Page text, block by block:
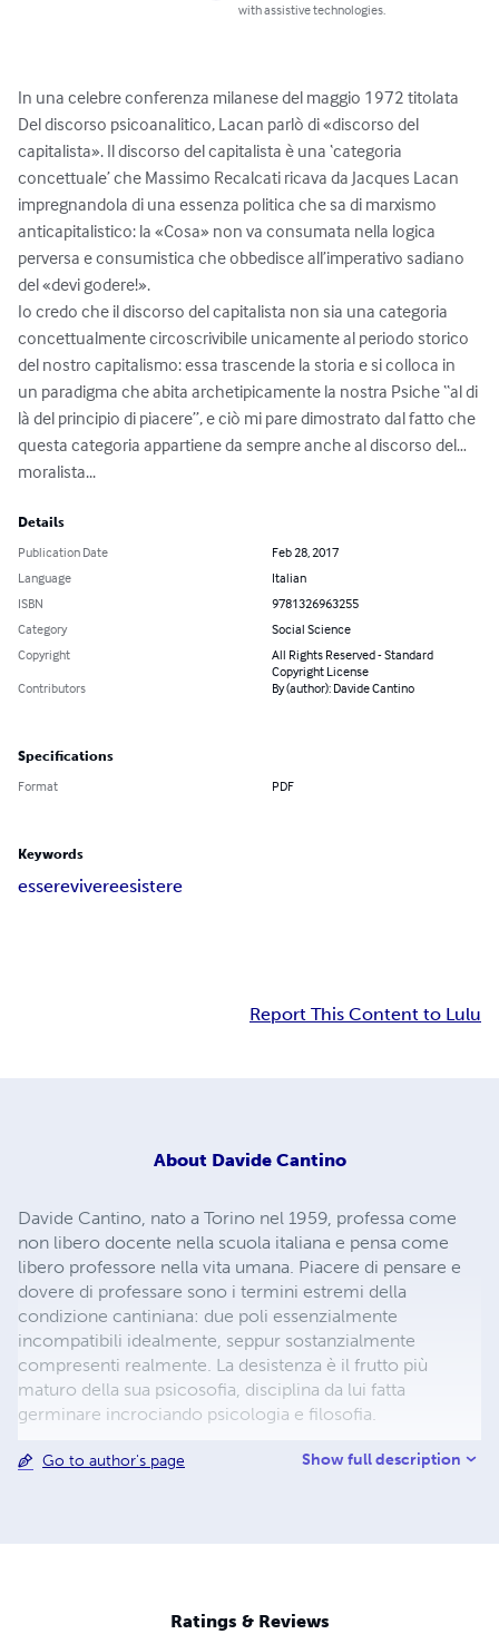
with assistive technologies.
In una celebre conferenza milanese del maggio 1972 titolata
Del discorso psicoanalitico, Lacan parlò di «discorso del
capitalista». Il discorso del capitalista è una ‘categoria
concettuale’ che Massimo Recalcati ricava da Jacques Lacan
impregnandola di una essenza politica che sa di marxismo
anticapitalistico: la «Cosa» non va consumata nella logica
perversa e consumistica che obbedisce all’imperativo sadiano
del «devi godere!».
Io credo che il discorso del capitalista non sia una categoria
concettualmente circoscrivibile unicamente al periodo storico
del nostro capitalismo: essa trascende la storia e si colloca in
un paradigma che abita archetipicamente la nostra Psiche “al di
là del principio di piacere”, e ciò mi pare dimostrato dal fatto che
questa categoria appartiene da sempre anche al discorso del…
moralista...
Details
Publication Date
Feb 28, 2017
Language
Italian
ISBN
9781326963255
Category
Social Science
Copyright
All Rights Reserved - Standard
Copyright License
Contributors
By (author): Davide Cantino
Specifications
Format PDF
Keywords
esserevivereesistere
Report This Content to Lulu
About Davide Cantino
Davide Cantino, nato a Torino nel 1959, professa come
non libero docente nella scuola italiana e pensa come
libero professore nella vita umana. Piacere di pensare e
dovere di professare sono i termini estremi della
condizione cantiniana: due poli essenzialmente
incompatibili idealmente, seppur sostanzialmente
compresenti realmente. La desistenza è il frutto più
maturo della sua psicosofia, disciplina da lui fatta
germinare incrociando psicologia e filosofia.
Go to author's page Show full description
Ratings & Reviews